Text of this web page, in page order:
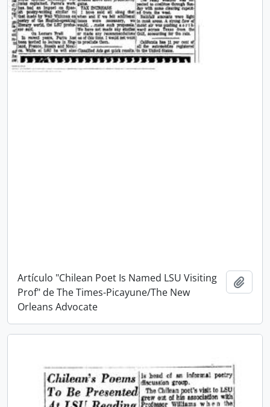
Artículo "Chilean Poet Is Named LSU Visiting
Prof" de The Times-Picayune/The New
Orleans Advocate